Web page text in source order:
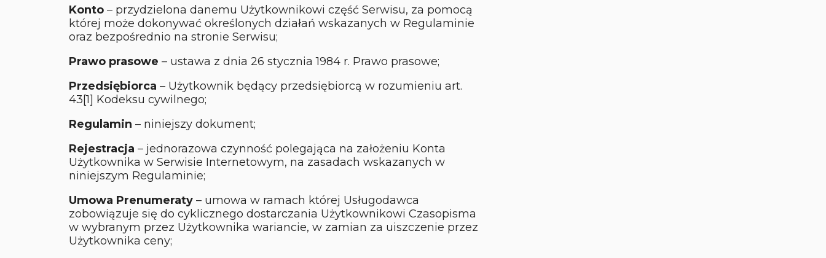
Konto – przydzielona danemu Użytkownikowi część Serwisu, za pomocą
której może dokonywać określonych działań wskazanych w Regulaminie
oraz bezpośrednio na stronie Serwisu;
Prawo prasowe – ustawa z dnia 26 stycznia 1984 r. Prawo prasowe;
Przedsiębiorca – Użytkownik będący przedsiębiorcą w rozumieniu art.
43[1] Kodeksu cywilnego;
Regulamin – niniejszy dokument;
Rejestracja – jednorazowa czynność polegająca na założeniu Konta
Użytkownika w Serwisie Internetowym, na zasadach wskazanych w
niniejszym Regulaminie;
Umowa Prenumeraty – umowa w ramach której Usługodawca
zobowiązuje się do cyklicznego dostarczania Użytkownikowi Czasopisma
w wybranym przez Użytkownika wariancie, w zamian za uiszczenie przez
Użytkownika ceny;